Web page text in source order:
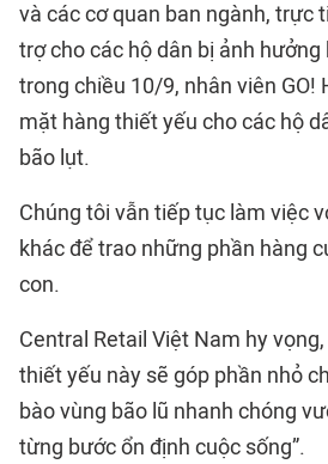
và các cơ quan ban ngành, trực
trợ cho các hộ dân bị ảnh hưởng
trong chiều 10/9, nhân viên GO!
mặt hàng thiết yếu cho các hộ
bão lụt.
Chúng tôi vẫn tiếp tục làm việc
khác để trao những phần hàng
con.
Central Retail Việt Nam hy
thiết yếu này sẽ góp phần nhỏ
bào vùng bão lũ nhanh chóng
từng bước ổn định cuộc sống”.